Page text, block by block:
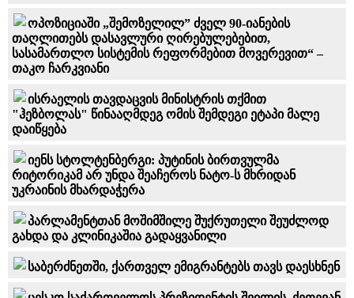
ოპოზიციაში „შემოზელილ” ძველ 90-იანების
თაღლითებს დასავლური ღირებულებებით,
სასამართლო სისტემის რეფორმებით მოვერევით“ –
თაკო ჩარკვიანი
ისრაელის თავდაცვის მინისტრის თქმით
"ჰეზბოლას" წინააღმდეგ ომის შემდეგი ეტაპი მალე
დაიწყება
იენს სტოლტენბერგი: პუტინის ბირთვულმა
რიტორიკამ არ უნდა შეაჩეროს ნატო-ს მხრიდან
უკრაინის მხარდაჭერა
პარლამენტთან მოშიმშილე შუქრუთელი შეუძლოდ
გახდა და კლინიკაშია გადაყვანილი
საბერძნეთში, ქართველ ემიგრანტებს თავს დაესხნენ